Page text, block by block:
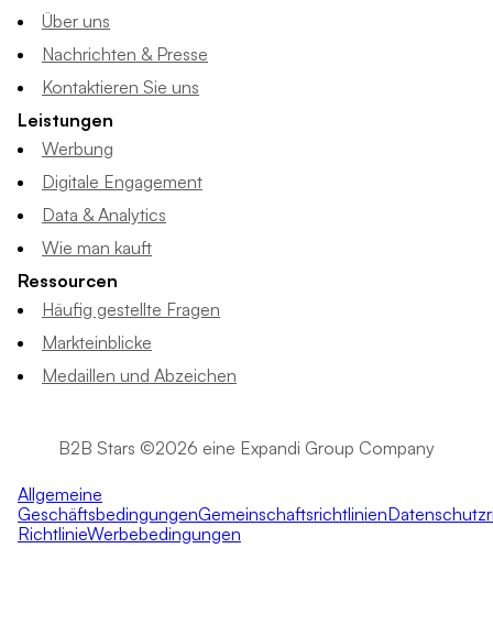
Über uns
Nachrichten & Presse
Kontaktieren Sie uns
Leistungen
Werbung
Digitale Engagement
Data & Analytics
Wie man kauft
Ressourcen
Häufig gestellte Fragen
Markteinblicke
Medaillen und Abzeichen
B2B Stars ©2026 eine Expandi Group Company
Allgemeine
GeschäftsbedingungenGemeinschaftsrichtlinien
RichtlinieWerbebedingungen